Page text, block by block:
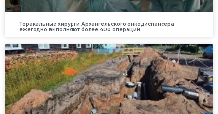
Торакальные хирурги Архангельского онкодиспансера
ежегодно выполняют более 400 операций